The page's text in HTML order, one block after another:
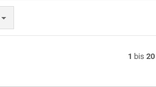
1 bis 20